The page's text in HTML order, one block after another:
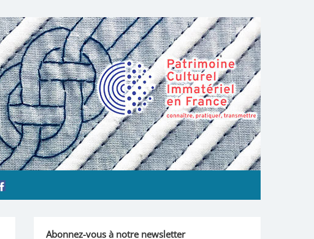
Abonnez-vous à notre newsletter